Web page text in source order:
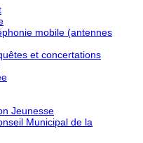
mobile (antennes
et concertations
Jeunesse
Municipal de la